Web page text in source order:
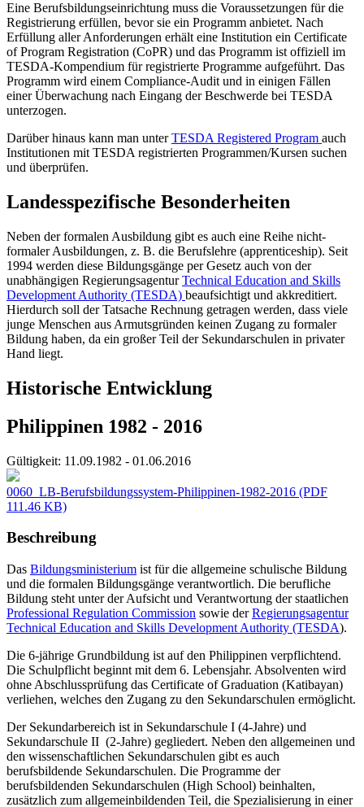
Eine Berufsbildungseinrichtung muss die Voraussetzungen für die
Registrierung erfüllen, bevor sie ein Programm anbietet. Nach
Erfüllung aller Anforderungen erhält eine Institution ein Certificate
of Program Registration (CoPR) und das Programm ist offiziell im
TESDA-Kompendium für registrierte Programme aufgeführt. Das
Programm wird einem Compliance-Audit und in einigen Fällen
einer Überwachung nach Eingang der Beschwerde bei TESDA
unterzogen.
Darüber hinaus kann man unterTESDA Registered Program auch
Institutionen mit TESDA registrierten Programmen/Kursen suchen
und überprüfen.
Landesspezifische Besonderheiten
Neben der formalen Ausbildung gibt es auch eine Reihe nicht-
formaler Ausbildungen, z. B. die Berufslehre (apprenticeship). Seit
1994 werden diese Bildungsgänge per Gesetz auch von der
unabhängigen RegierungsagenturTechnical Education and Skills
Development Authority (TESDA) beaufsichtigt und akkreditiert.
Hierdurch soll der Tatsache Rechnung getragen werden, dass viele
junge Menschen aus Armutsgründen keinen Zugang zu formaler
Bildung haben, da ein großer Teil der Sekundarschulen in privater
Hand liegt.
Historische Entwicklung
Philippinen 1982 - 2016
Gültigkeit: 11.09.1982 - 01.06.2016
0060_LB-Berufsbildungssystem-Philippinen-1982-2016 (PDF
111.46 KB)
Beschreibung
Das Bildungsministerium ist für die allgemeine schulische Bildung
und die formalen Bildungsgänge verantwortlich. Die berufliche
Bildung steht unter der Aufsicht und Verantwortung der staatlichen
Professional Regulation Commission sowie derRegierungsagentur
Technical Education and Skills Development Authority (TESDA).
Die 6-jährige Grundbildung ist auf den Philippinen verpflichtend.
Die Schulpflicht beginnt mit dem 6. Lebensjahr. Absolventen wird
ohne Abschlussprüfung das Certificate of Graduation (Katibayan)
verliehen, welches den Zugang zu den Sekundarschulen ermöglicht.
Der Sekundarbereich ist in Sekundarschule I (4-Jahre) und
Sekundarschule II (2-Jahre) gegliedert. Neben den allgemeinen und
den wissenschaftlichen Sekundarschulen gibt es auch
berufsbildende Sekundarschulen. Die Programme der
berufsbildenden Sekundarschulen (High School) beinhalten,
zusätzlich zum allgemeinbildenden Teil, die Spezialisierung in einer